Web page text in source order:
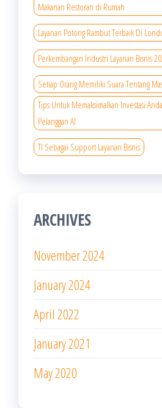
Makanan Restoran di Rumah
Layanan Potong Rambut Terbaik Di
Perkembangan Industri Layanan Bisnis
Setiap Orang Memiliki Suara Tentang
Tips Untuk Memaksimalkan Investasi
Pelanggan AI
TI Sebagai Support Layanan Bisnis
ARCHIVES
November 2024
January 2024
April 2022
January 2021
May 2020